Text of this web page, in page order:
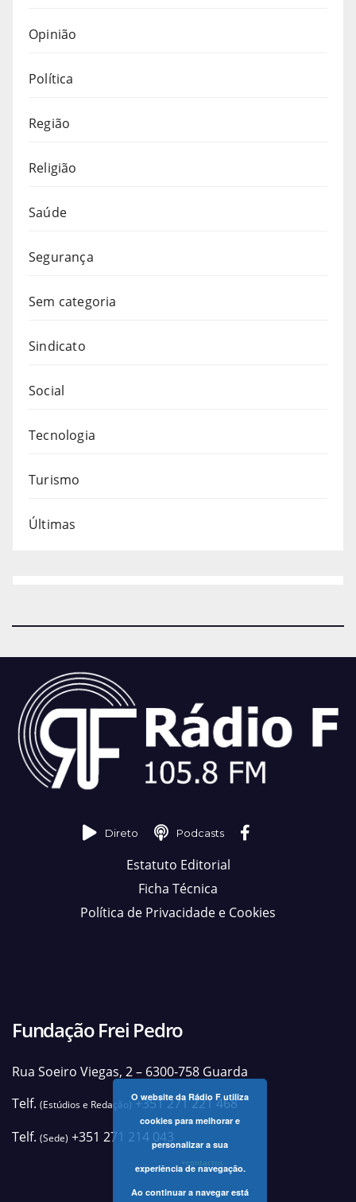
Opinião
Política
Região
Religião
Saúde
Segurança
Sem categoria
Sindicato
Social
Tecnologia
Turismo
Últimas
Direto Podcasts
Estatuto Editorial
Ficha Técnica
Política de Privacidade e Cookies
Fundação Frei Pedro
Rua Soeiro Viegas, 2 – 6300-758 Guarda
Telf. (Estúdios e Redação)+351 271 221 468
Telf. (Sede) +351 271 214 043
+contactos
O website da Rádio F utiliza
cookies para melhorar e
personalizar a sua
experiência de navegação.
Ao continuar a navegar está